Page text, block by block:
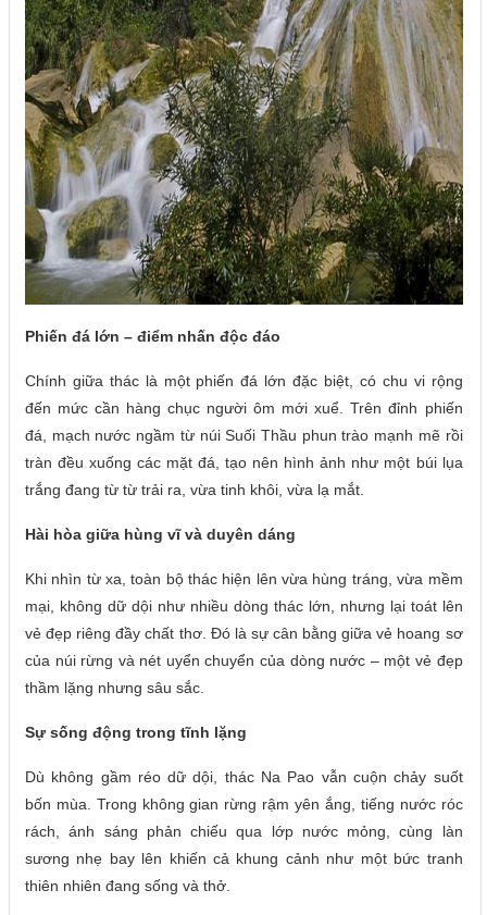
Phiến đá lớn – điểm nhấn độc đáo
Chính giữa thác là một phiến đá lớn đặc biệt, có chu vi rộng
đến mức cần hàng chục người ôm mới xuể. Trên đỉnh phiến
đá, mạch nước ngầm từ núi Suối Thầu phun trào mạnh mẽ rồi
tràn đều xuống các mặt đá, tạo nên hình ảnh như một búi lụa
trắng đang từ từ trải ra, vừa tinh khôi, vừa lạ mắt.
Hài hòa giữa hùng vĩ và duyên dáng
Khi nhìn từ xa, toàn bộ thác hiện lên vừa hùng tráng, vừa mềm
mại, không dữ dội như nhiều dòng thác lớn, nhưng lại toát lên
vẻ đẹp riêng đầy chất thơ. Đó là sự cân bằng giữa vẻ hoang sơ
của núi rừng và nét uyển chuyển của dòng nước – một vẻ đẹp
thầm lặng nhưng sâu sắc.
Sự sống động trong tĩnh lặng
Dù không gầm réo dữ dội, thác Na Pao vẫn cuộn chảy suốt
bốn mùa. Trong không gian rừng rậm yên ắng, tiếng nước róc
rách, ánh sáng phản chiếu qua lớp nước mỏng, cùng làn
sương nhẹ bay lên khiến cả khung cảnh như một bức tranh
thiên nhiên đang sống và thở.